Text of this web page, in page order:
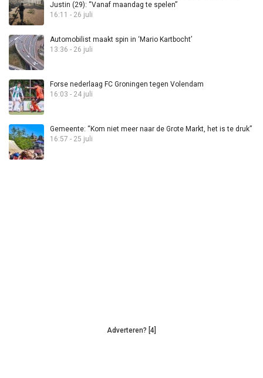
Justin (29): “Vanaf maandag te spelen”
16:11 - 26 juli
Automobilist maakt spin in ‘Mario Kartbocht’
13:36 - 26 juli
Forse nederlaag FC Groningen tegen Volendam
16:03 - 24 juli
Gemeente: “Kom niet meer naar de Grote Markt, het is te druk”
16:57 - 25 juli
Adverteren? [4]